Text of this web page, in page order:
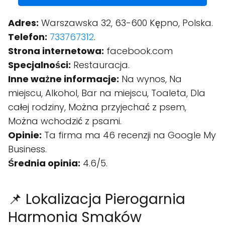
Adres: Warszawska 32, 63-600 Kępno, Polska.
Telefon: 733767312.
Strona internetowa: facebook.com
Specjalności: Restauracja.
Inne ważne informacje: Na wynos, Na
miejscu, Alkohol, Bar na miejscu, Toaleta, Dla
całej rodziny, Można przyjechać z psem,
Można wchodzić z psami.
Opinie: Ta firma ma 46 recenzji na Google My
Business.
Średnia opinia: 4.6/5.
📌 Lokalizacja Pierogarnia
Harmonia Smaków